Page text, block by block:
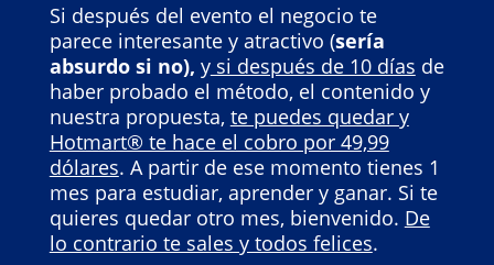
Si después del evento el negocio te
parece interesante y atractivo (sería
absurdo si no), ysi después de 10 días de
haber probado el método, el contenido y
nuestra propuesta, te puedes quedar y
Hotmart® te hace el cobro por 49,99
dólares. A partir de ese momento tienes 1
mes para estudiar, aprender y ganar. Si te
quieres quedar otro mes, bienvenido. De
lo contrario te sales y todos felices.